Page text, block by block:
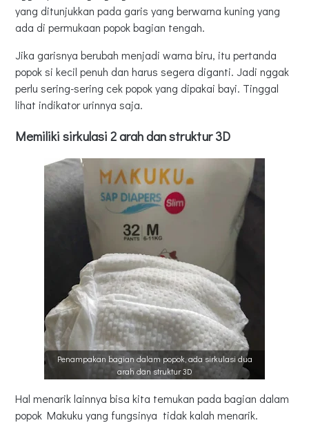
yang ditunjukkan pada garis yang berwarna kuning yang
ada di permukaan popok bagian tengah.
Jika garisnya berubah menjadi warna biru, itu pertanda
popok si kecil penuh dan harus segera diganti. Jadi nggak
perlu sering-sering cek popok yang dipakai bayi. Tinggal
lihat indikator urinnya saja.
Memiliki sirkulasi 2 arah dan struktur 3D
Penampakan bagian dalam popok, ada sirkulasi dua
arah dan struktur 3D
Hal menarik lainnya bisa kita temukan pada bagian dalam
popok Makuku yang fungsinya tidak kalah menarik.